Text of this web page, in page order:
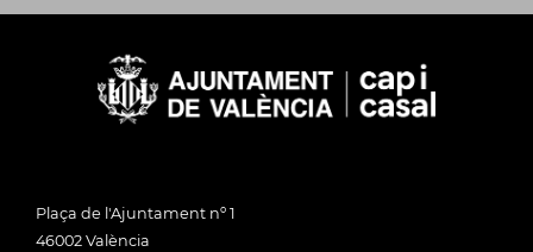
Plaça de l'Ajuntament nº 1
46002 València